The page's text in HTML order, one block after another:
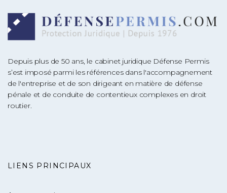
Depuis plus de 50 ans, le cabinet juridique Défense Permis
s’est imposé parmi les références dans l'accompagnement
de l'entreprise et de son dirigeant en matière de défense
pénale et de conduite de contentieux complexes en droit
routier.
LIENS PRINCIPAUX